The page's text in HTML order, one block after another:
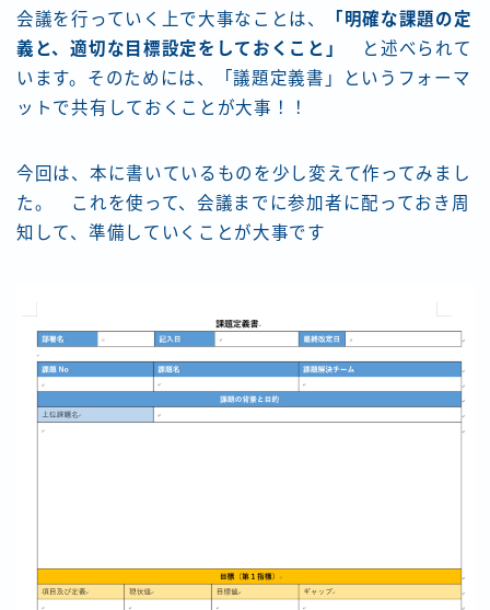
会議を行っていく上で大事なことは、
「明確な課題の定
義と、適切な目標設定をしておくこと」
と述べられて
います。そのためには、「議題定義書」というフォーマ
ットで共有しておくことが大事！！
今回は、本に書いているものを少し変えて作ってみまし
た。 これを使って、会議までに参加者に配っておき周
知して、準備していくことが大事です